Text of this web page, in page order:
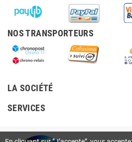
NOS TRANSPORTEURS
LA SOCIÉTÉ
SERVICES